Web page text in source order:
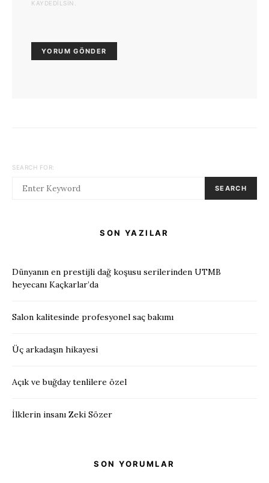
KAYDEDILSIN.
SEARCH FOR:
SEARCH
SON YAZILAR
Dünyanın en prestijli dağ koşusu serilerinden UTMB
heyecanı Kaçkarlar’da
Salon kalitesinde profesyonel saç bakımı
Üç arkadaşın hikayesi
Açık ve buğday tenlilere özel
İlklerin insanı Zeki Sözer
SON YORUMLAR